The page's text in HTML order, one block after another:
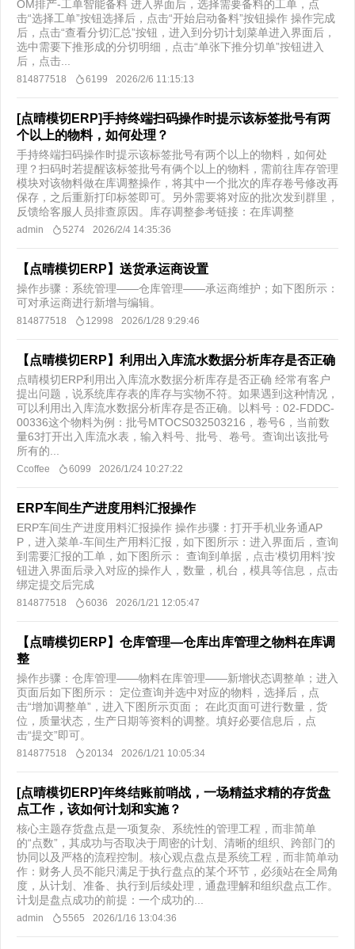
OM排产-工单智能备料 进入界面后，选择需要备料的工单，点
击“选择工单”按钮选择后，点击“开始启动备料”按钮操作 操作完成
后，点击“查看分切汇总”按钮，进入到分切计划菜单进入界面后，
选中需要下推形成的分切明细，点击“单张下推分切单”按钮进入
后，点击...
814877518 6199 2026/2/6 11:15:13
[点晴模切ERP]手持终端扫码操作时提示该标签批号有两
个以上的物料，如何处理？
手持终端扫码操作时提示该标签批号有两个以上的物料，如何处
理？扫码时若提醒该标签批号有俩个以上的物料，需前往库存管理
模块对该物料做在库调整操作，将其中一个批次的库存卷号修改再
保存，之后重新打印标签即可。另外需要将对应的批次发到群里，
反馈给客服人员排查原因。库存调整参考链接：在库调整​
admin 5274 2026/2/4 14:35:36
【点晴模切ERP】送货承运商设置
操作步骤：系统管理——仓库管理——承运商维护；如下图所示：
可对承运商进行新增与编辑。
814877518 12998 2026/1/28 9:29:46
【点晴模切ERP】利用出入库流水数据分析库存是否正确
点晴模切ERP利用出入库流水数据分析库存是否正确 经常有客户
提出问题，说系统库存表的库存与实物不符。如果遇到这种情况，
可以利用出入库流水数据分析库存是否正确。以料号：02-FDDC-
00336这个物料为例：批号MTOCS032503216，卷号6，当前数
量63打开出入库流水表，输入料号、批号、卷号。查询出该批号
所有的...
Ccoffee 6099 2026/1/24 10:27:22
ERP车间生产进度用料汇报操作
ERP车间生产进度用料汇报操作 操作步骤：打开手机业务通AP
P，进入菜单-车间生产用料汇报，如下图所示：进入界面后，查询
到需要汇报的工单，如下图所示： 查询到单据，点击‘模切用料’按
钮进入界面后录入对应的操作人，数量，机台，模具等信息，点击
绑定提交后完成​
814877518 6036 2026/1/21 12:05:47
【点晴模切ERP】仓库管理—仓库出库管理之物料在库调
整
操作步骤：仓库管理——物料在库管理——新增状态调整单；进入
页面后如下图所示： 定位查询并选中对应的物料，选择后，点
击“增加调整单”，进入下图所示页面； 在此页面可进行数量，货
位，质量状态，生产日期等资料的调整。填好必要信息后，点
击“提交”即可。
814877518 20134 2026/1/21 10:05:34
[点晴模切ERP]年终结账前哨战，一场精益求精的存货盘
点工作，该如何计划和实施？
核心主题存货盘点是一项复杂、系统性的管理工程，而非简单
的“点数”，其成功与否取决于周密的计划、清晰的组织、跨部门的
协同以及严格的流程控制。核心观点盘点是系统工程，而非简单动
作：财务人员不能只满足于执行盘点的某个环节，必须站在全局角
度，从计划、准备、执行到后续处理，通盘理解和组织盘点工作。
计划是盘点成功的前提：一个成功的...
admin 5565 2026/1/16 13:04:36